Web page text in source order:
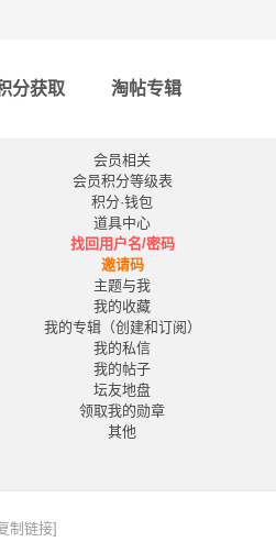
分获取 淘帖专辑
会员相关
会员积分等级表
积分·钱包
道具中心
找回用户名/密码
邀请码
主题与我
我的收藏
我的专辑（创建和订阅）
我的私信
我的帖子
坛友地盘
领取我的勋章
其他
制链接]